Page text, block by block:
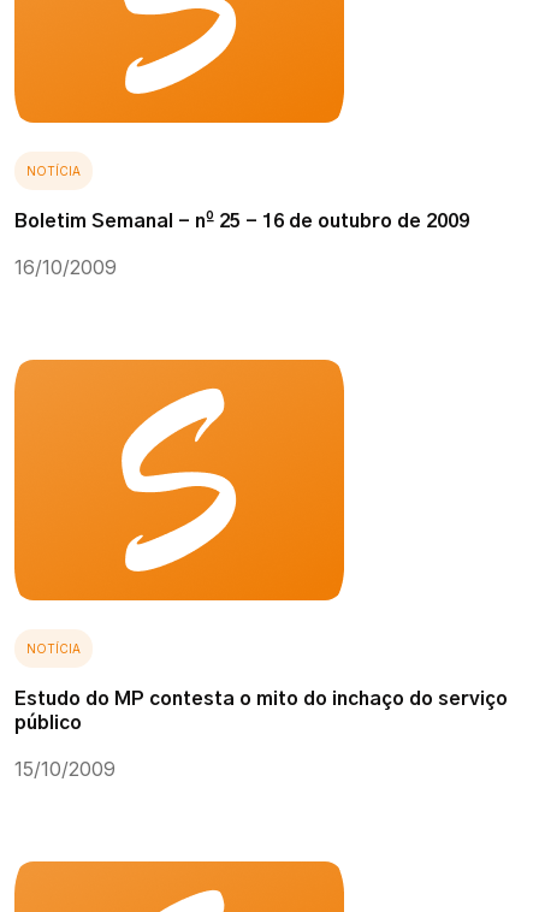
NOTÍCIA
Boletim Semanal - nº 25 - 16 de outubro de 2009
16/10/2009
NOTÍCIA
Estudo do MP contesta o mito do inchaço do serviço
público
15/10/2009